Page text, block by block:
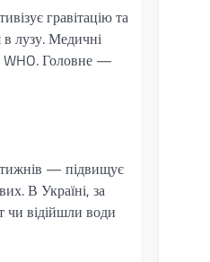
гравітацію та
в лузу. Медичні
WHO. Головне —
тижнів — підвищує
В Україні, за
чи відійшли води